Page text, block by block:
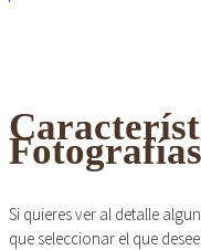
Fotografías
Si quieres ver al detalle
que seleccionar el que